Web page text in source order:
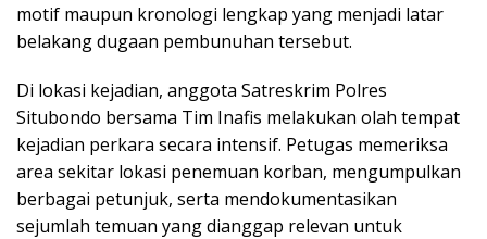
motif maupun kronologi lengkap yang menjadi latar
belakang dugaan pembunuhan tersebut.
Di lokasi kejadian, anggota Satreskrim Polres
Situbondo bersama Tim Inafis melakukan olah tempat
kejadian perkara secara intensif. Petugas memeriksa
area sekitar lokasi penemuan korban, mengumpulkan
berbagai petunjuk, serta mendokumentasikan
sejumlah temuan yang dianggap relevan untuk